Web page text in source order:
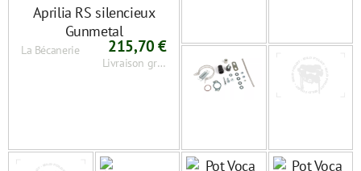
La Bécanerie 215,70 €
Livraison gratuite